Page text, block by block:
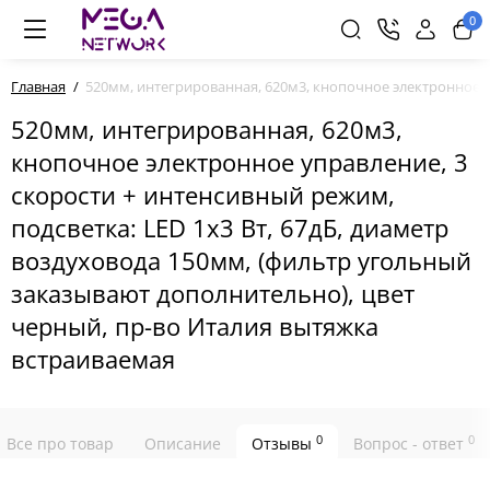
0
Главная 520мм, интегрированная, 620м3, кнопочное электронное
520мм, интегрированная, 620м3,
кнопочное электронное управление, 3
скорости + интенсивный режим,
подсветка: LED 1х3 Вт, 67дБ, диаметр
воздуховода 150мм, (фильтр угольный
заказывают дополнительно), цвет
черный, пр-во Италия вытяжка
встраиваемая
Все про товар Описание Отзывы 0 Вопрос - ответ 0